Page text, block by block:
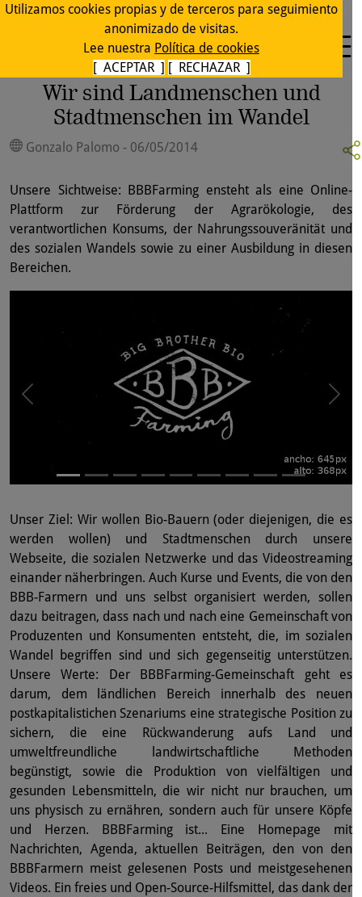
Utilizamos cookies propias y de terceros para seguimiento
anonimizado de visitas.
Lee nuestra Política de cookies
[ ACEPTAR ] [ RECHAZAR ]
Wir sind Landmenschen und
Stadtmenschen im Wandel
Gonzalo Palomo - 06/05/2014
Unsere Sichtweise: BBBFarming ensteht als eine Online-
Plattform zur Förderung der Agrarökologie, des
verantwortlichen Konsums, der Nahrungssouveränität und
des sozialen Wandels sowie zu einer Ausbildung in diesen
Bereichen.
Unser Ziel: Wir wollen Bio-Bauern (oder diejenigen, die es
werden wollen) und Stadtmenschen durch unsere
Webseite, die sozialen Netzwerke und das Videostreaming
einander näherbringen. Auch Kurse und Events, die von den
BBB-Farmern und uns selbst organisiert werden, sollen
dazu beitragen, dass nach und nach eine Gemeinschaft von
Produzenten und Konsumenten entsteht, die, im sozialen
Wandel begriffen sind und sich gegenseitig unterstützen.
Unsere Werte: Der BBBFarming-Gemeinschaft geht es
darum, dem ländlichen Bereich innerhalb des neuen
postkapitalistichen Szenariums eine strategische Position zu
sichern, die eine Rückwanderung aufs Land und
umweltfreundliche landwirtschaftliche Methoden
begünstigt, sowie die Produktion von vielfältigen und
gesunden Lebensmitteln, die wir nicht nur brauchen, um
uns physisch zu ernähren, sondern auch für unsere Köpfe
und Herzen. BBBFarming ist... Eine Homepage mit
Nachrichten, Agenda, aktuellen Beiträgen, den von den
BBBFarmern meist gelesenen Posts und meistgesehenen
Videos. Ein freies und Open-Source-Hilfsmittel, das dank der